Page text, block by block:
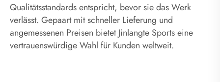
Qualitätsstandards entspricht, bevor sie das Werk
verlässt. Gepaart mit schneller Lieferung und
angemessenen Preisen bietet Jinlangte Sports eine
vertrauenswürdige Wahl für Kunden weltweit.